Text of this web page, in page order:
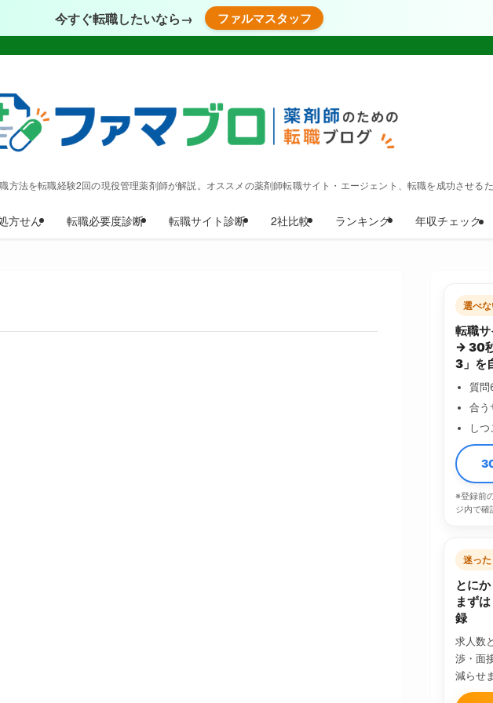
今すぐ転職したいなら→ ファルマスタッフ
法を転職経験2回の現役管理薬剤師が解説。オススメの薬剤師転職サイト・エージェント、転職を成功させるた
方せん 転職必要度診断 転職サイト診断 2社比較 ランキング 年収チェック
選べ
転職
→ 30
3」を
質問
合う
し
※登録前
ジ内で確
迷った
とに
まず
録
求人数
渉・面
減らせ